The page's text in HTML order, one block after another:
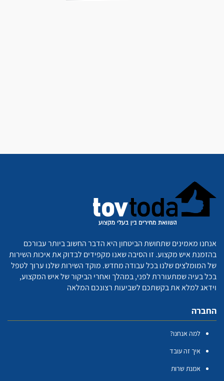
אנחנו מאמינים שתחושת הביטחון היא הדבר החשוב ביותר עבורכם
בהזמנת איש מקצוע. זו הסיבה שאנו מקפידים לבדוק את איכות השירות
של המומלצים שלנו בכל עבודה מחדש. מוקד השירות שלנו ערוך לטפל
בכל בעיה שמתעוררת לפני, במהלך ואחרי הביקור של איש המקצוע,
וידאג למלא את בקשתכם לשביעות רצונכם המלאה
החברה
למה אנחנו?
איך זה עובד
אמנת שרות